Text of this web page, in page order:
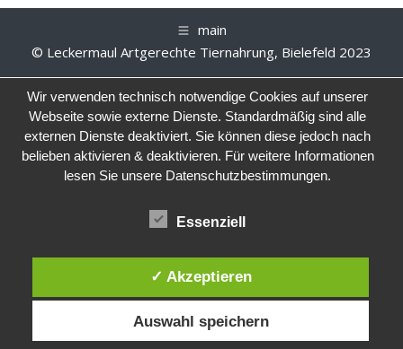
main
© Leckermaul Artgerechte Tiernahrung, Bielefeld 2023
Wir verwenden technisch notwendige Cookies auf unserer
Webseite sowie externe Dienste. Standardmäßig sind alle
externen Dienste deaktiviert. Sie können diese jedoch nach
belieben aktivieren & deaktivieren. Für weitere Informationen
lesen Sie unsere Datenschutzbestimmungen.
Essenziell
✓ Akzeptieren
Auswahl speichern